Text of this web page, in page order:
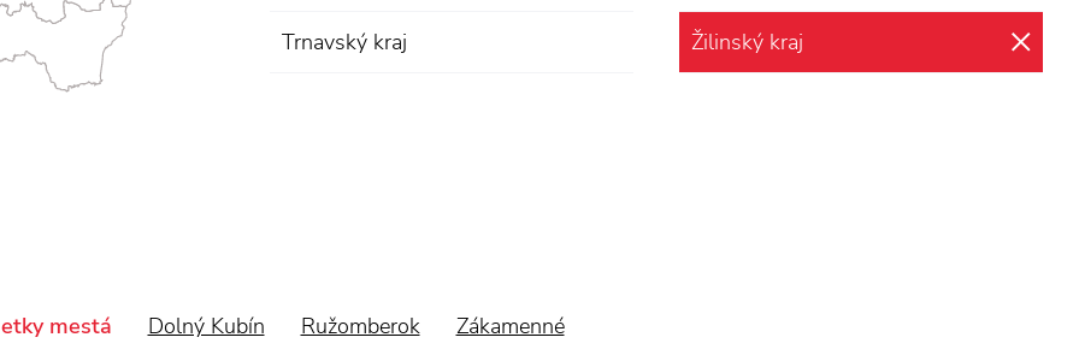
Trnavský kraj Žilinský kraj
mestá Dolný Kubín Ružomberok Zákamenné